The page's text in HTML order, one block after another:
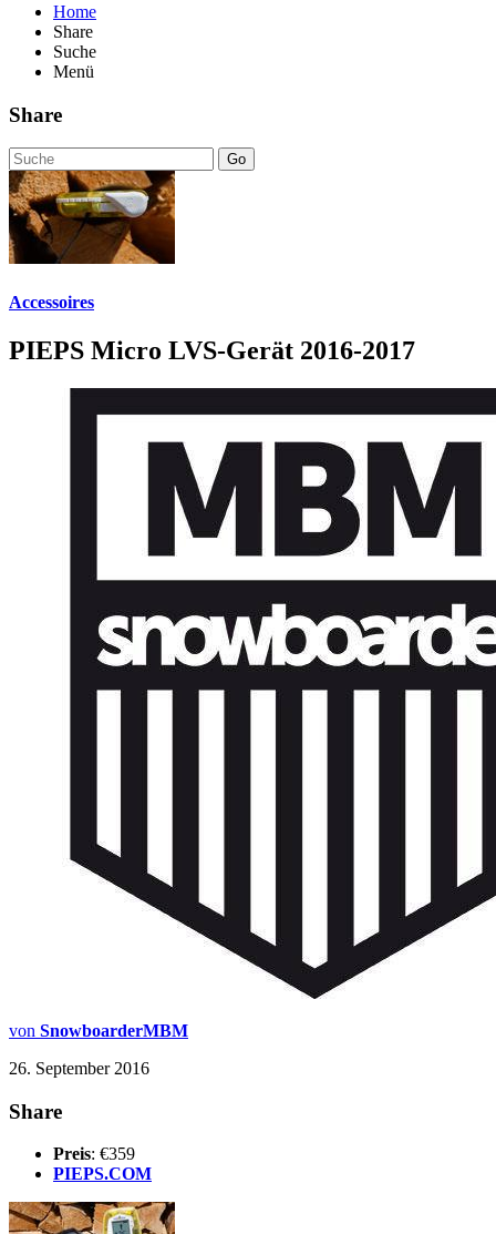
Home
Share
Suche
Menü
Share
Go
Accessoires
PIEPS Micro LVS-Gerät 2016-2017
von SnowboarderMBM
26. September 2016
Share
Preis: €359
PIEPS.COM